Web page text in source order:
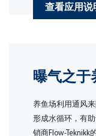
查看应用说
曝气之于
养鱼场利用通风
形成水循环，有
销商Flow-Teknikk